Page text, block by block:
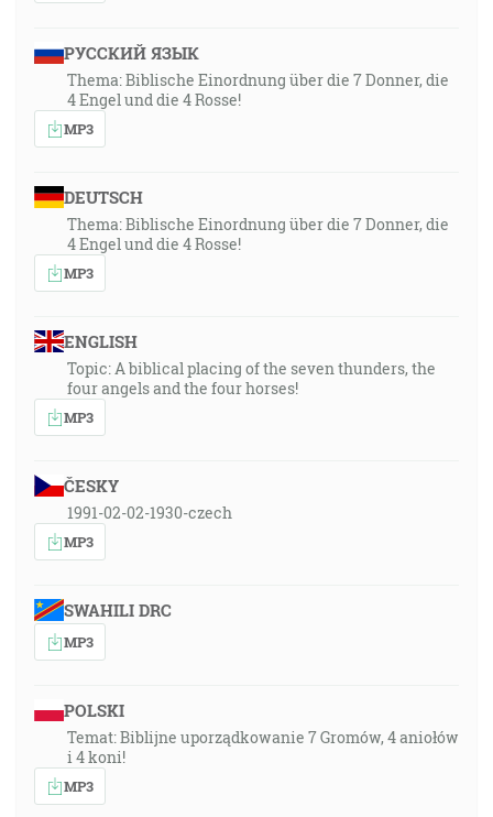
РУССКИЙ ЯЗЫК
Thema: Biblische Einordnung über die 7 Donner, die
4 Engel und die 4 Rosse!
MP3
DEUTSCH
Thema: Biblische Einordnung über die 7 Donner, die
4 Engel und die 4 Rosse!
MP3
ENGLISH
Topic: A biblical placing of the seven thunders, the
four angels and the four horses!
MP3
ČESKY
1991-02-02-1930-czech
MP3
SWAHILI DRC
MP3
POLSKI
Temat: Biblijne uporządkowanie 7 Gromów, 4 aniołów
i 4 koni!
MP3